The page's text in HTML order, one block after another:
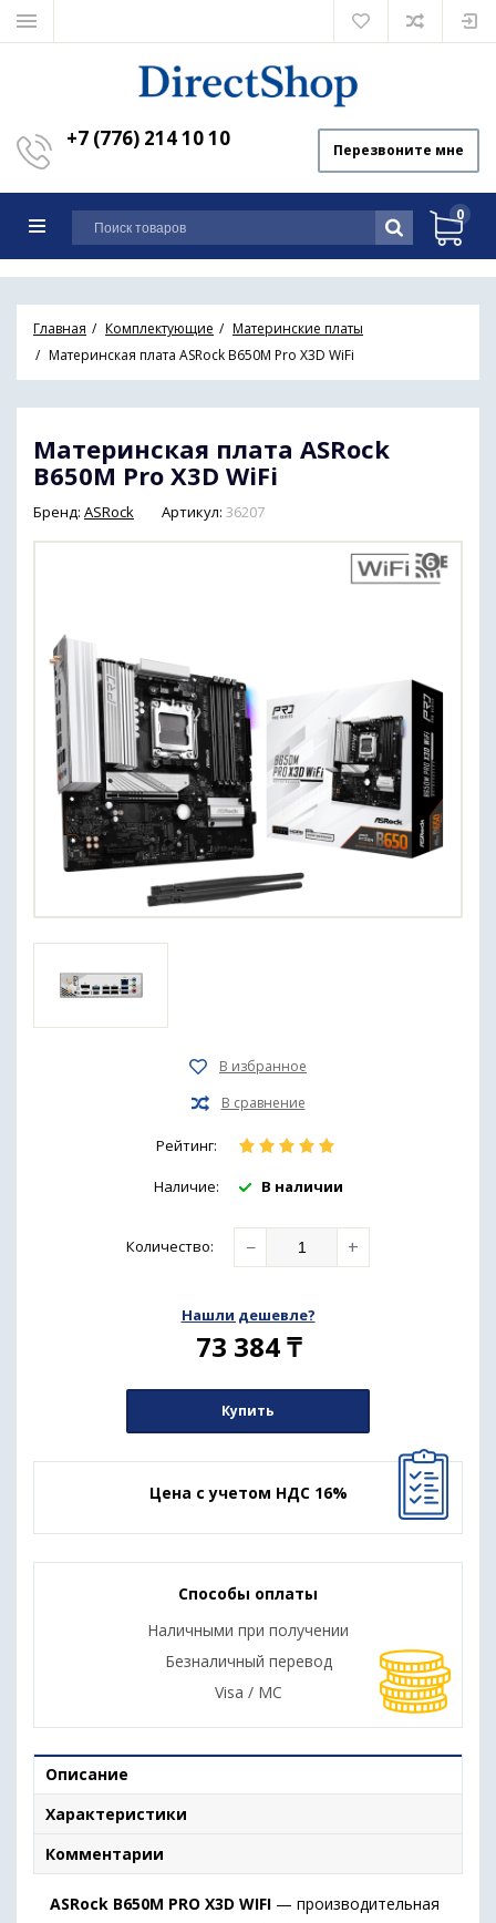
+7 (776) 214 10 10 Перезвоните мне
0
Главная Комплектующие
Материнские платы
Материнская плата ASRock B650M Pro X3D WiFi
Материнская плата ASRock
B650M Pro X3D WiFi
Бренд: ASRock Артикул: 36207
Рейтинг:
Наличие: В наличии
Количество: − +
Нашли дешевле?
73 384₸
Купить
Цена с учетом НДС 16%
Способы оплаты
Наличными при получении
Безналичный перевод
Visa / MC
Описание
Характеристики
Комментарии
ASRock B650M PRO X3D WIFI — производительная